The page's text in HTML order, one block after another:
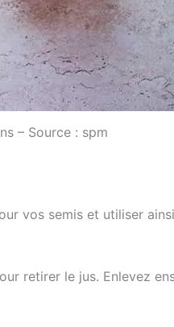
– Source : spm
vos semis et utiliser
retirer le jus. Enlevez